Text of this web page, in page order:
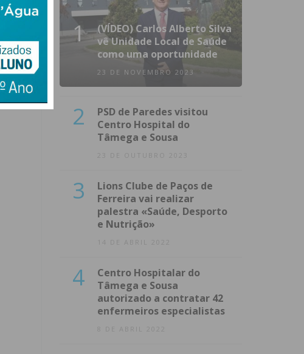
1
(VÍDEO) Carlos Alberto Silva
vê Unidade Local de Saúde
como uma oportunidade
23 DE NOVEMBRO 2023
2
PSD de Paredes visitou
Centro Hospital do
Tâmega e Sousa
23 DE OUTUBRO 2023
3
Lions Clube de Paços de
Ferreira vai realizar
palestra «Saúde, Desporto
e Nutrição»
14 DE ABRIL 2022
4
Centro Hospitalar do
Tâmega e Sousa
autorizado a contratar 42
enfermeiros especialistas
8 DE ABRIL 2022